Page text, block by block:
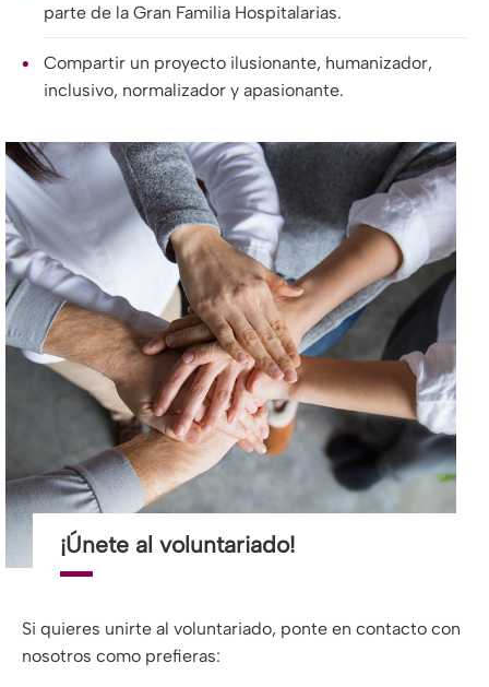
parte de la Gran Familia Hospitalarias.
Compartir un proyecto ilusionante, humanizador,
inclusivo, normalizador y apasionante.
¡Únete al voluntariado!
Si quieres unirte al voluntariado, ponte en contacto con
nosotros como prefieras: